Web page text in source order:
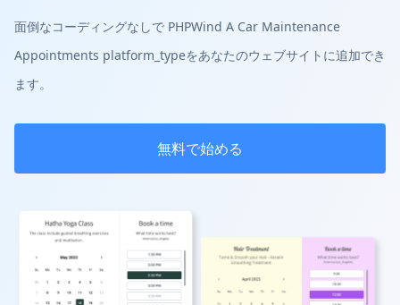
面倒なコーディングなしで PHPWind A Car Maintenance
Appointments platform_typeをあなたのウェブサイトに追加でき
ます。
無料で始める